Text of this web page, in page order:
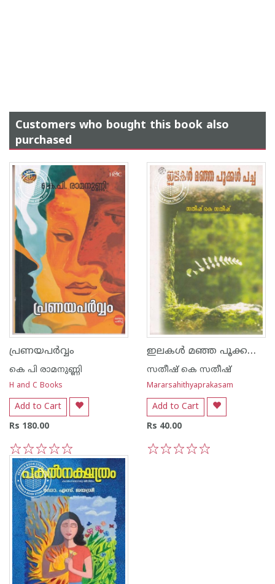
Customers who bought this book also
purchased
പ്രണയപര്‍‌വ്വം
കെ പി രാമനുണ്ണി
H and C Books
Add to Cart
Rs 180.00
5
4
3
2
1
ഇലകള്‍ മഞ്ഞ പൂക്കള്‍ പച്ച
സതീഷ് കെ സതീഷ്
Mararsahithyaprakasam
Add to Cart
Rs 40.00